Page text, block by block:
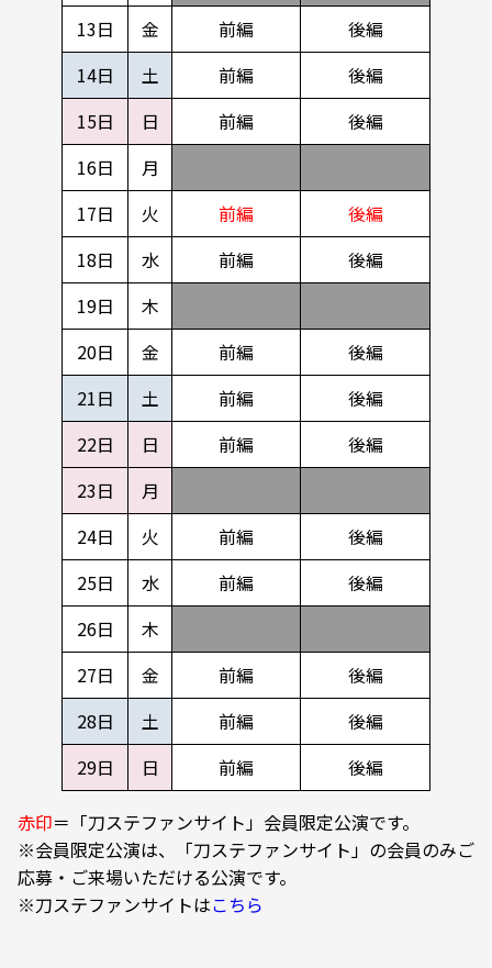
13日
金 前編
後編
14日
土 前編
後編
15日
日 前編
後編
16日
月
17日
火 前編
後編
18日
水 前編
後編
19日
木
20日
金 前編
後編
21日
土 前編
後編
22日
日 前編
後編
23日
月
24日
火 前編
後編
25日
水 前編
後編
26日
木
27日
金 前編
後編
28日
土 前編
後編
29日
日 前編 後編
赤印＝「刀ステファンサイト」会員限定公演です。
※会員限定公演は、「刀ステファンサイト」の会員のみご
応募・ご来場いただける公演です。
※刀ステファンサイトはこちら